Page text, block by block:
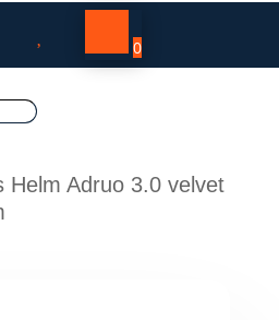
0
Helm Adruo 3.0 velvet